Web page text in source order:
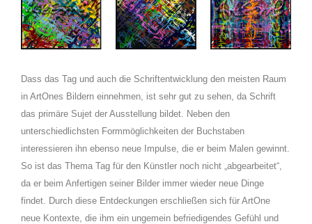
Dass das Tag und auch die Schriftentwicklung den meisten Raum
in ArtOnes Bildern einnehmen, ist sehr gut zu sehen, da Schrift
das primäre Sujet der Ausstellung bildet. Neben den
unterschiedlichsten Formmöglichkeiten der Buchstaben
interessieren ihn ebenso neue Impulse, die er beim Malen gewinnt.
So ist das Thema Tag für den Künstler noch nicht „abgearbeitet“,
da er beim Anfertigen seiner Bilder immer wieder neue Dinge
findet. Durch diese Entdeckungen erschließen sich für ArtOne
neue Kontexte, die ihm ein ungemein befriedigendes Gefühl und